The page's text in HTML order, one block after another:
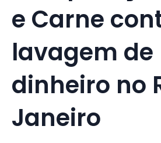
e Carne
lavagem de
dinheiro no
Janeiro